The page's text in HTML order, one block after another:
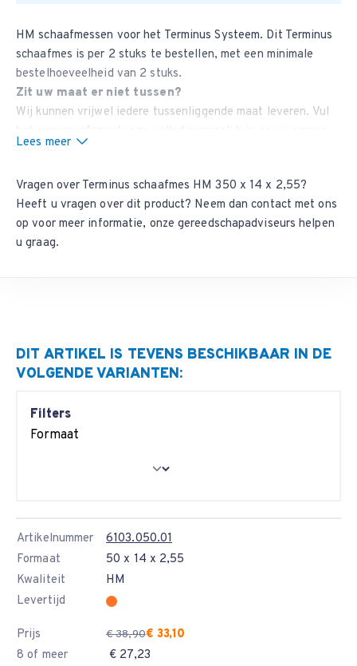
HM schaafmessen voor het Terminus Systeem. Dit Terminus
schaafmes is per 2 stuks te bestellen, met een minimale
bestelhoeveelheid van 2 stuks.
Zit uw maat er niet tussen?
Wij kunnen vrijwel iedere tussenliggende maat leveren. Vul
contact met u op.
Lees meer
Vragen over Terminus schaafmes HM 350 x 14 x 2,55?
Heeft u vragen over dit product? Neem dancontact met ons
op voor meer informatie, onze gereedschapadviseurs helpen
u graag.
DIT ARTIKEL IS TEVENS BESCHIKBAAR IN DE
VOLGENDE VARIANTEN:
Filters
Formaat
Artikelnummer
6103.050.01
Formaat
50 x 14 x 2,55
Kwaliteit
HM
Levertijd
Prijs € 38,90€ 33,10
8 of meer
€ 27,23